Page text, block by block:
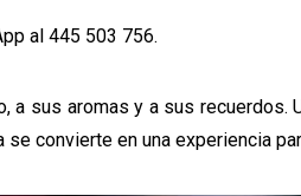
al 445 503 756.
a sus aromas y a sus recuerdos.
convierte en una experiencia